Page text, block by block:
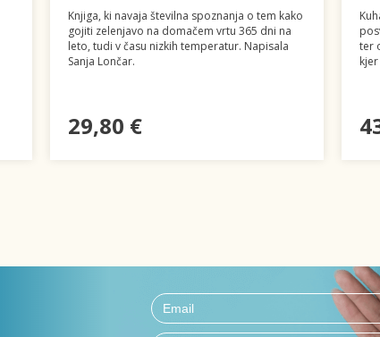
Knjiga, ki navaja številna spoznanja o tem kako
gojiti zelenjavo na domačem vrtu 365 dni na
leto, tudi v času nizkih temperatur. Napisala
Sanja Lončar.
29,80 €
ter